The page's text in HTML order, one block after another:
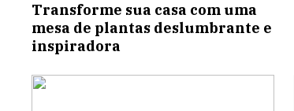
Transforme sua casa com uma
mesa de plantas deslumbrante e
inspiradora